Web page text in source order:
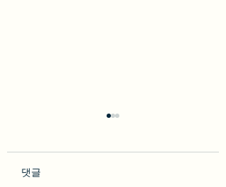
댓글